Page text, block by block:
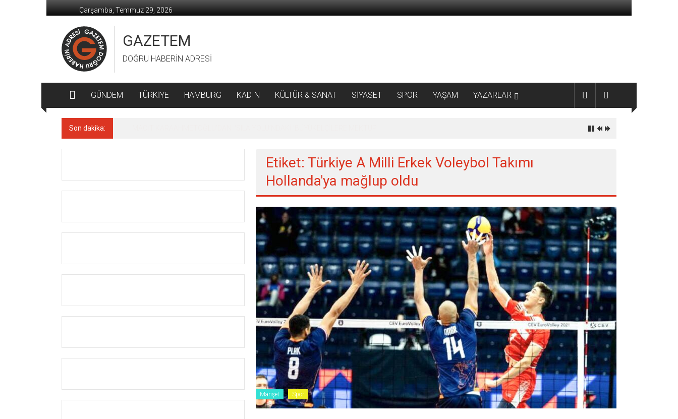
geç
Çarşamba, Temmuz 29, 2026
GAZETEM
DOĞRU HABERİN ADRESİ
GÜNDEM TÜRKİYE HAMBURG KADIN KÜLTÜR & SANAT SİYASET SPOR YAŞAM YAZARLAR
Son dakika:
Etiket: Türkiye A Milli Erkek Voleybol Takımı
Hollanda'ya mağlup oldu
Manşet Spor